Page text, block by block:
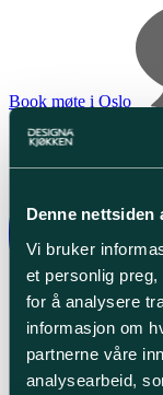
Denne nettsiden
Vi bruker
et personlig
for å analysere
informasjon om
partnerne våre
analysearbeid,
Book møte i Oslo